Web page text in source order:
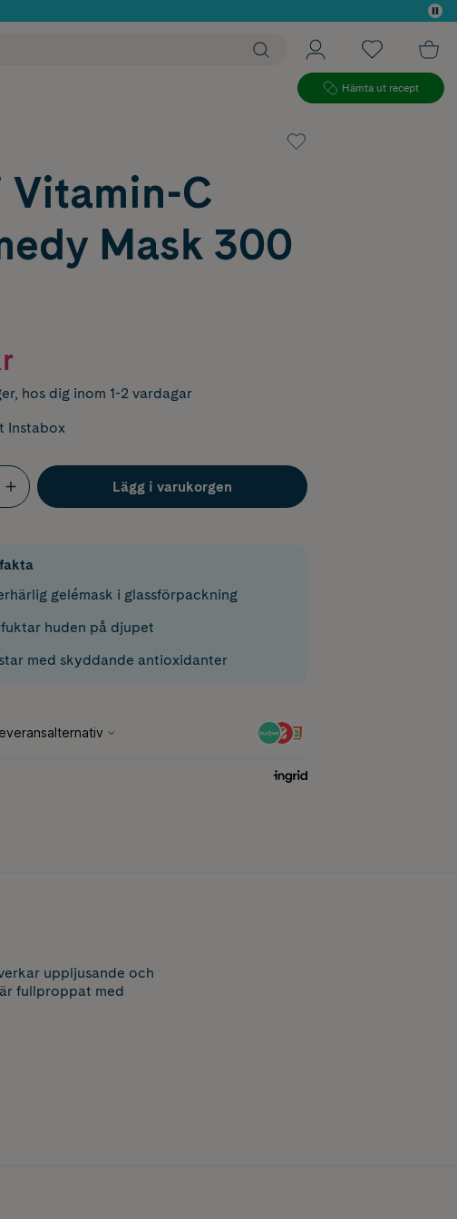
Hämta ut recept
Vitamin-C
Mask 300
, hos dig inom 1-2 vardagar
Instabox
Lägg i varukorgen
gelémask i glassförpackning
huden på djupet
med skyddande antioxidanter
uppljusande och
fullproppat med